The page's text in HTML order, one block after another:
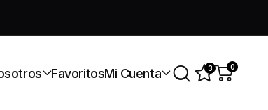
FavoritosMi Cuenta 3 0